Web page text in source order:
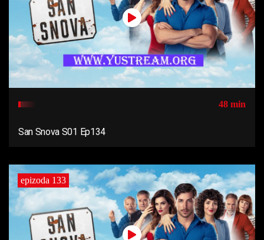
48 min
San Snova S01 Ep134
epizoda 133